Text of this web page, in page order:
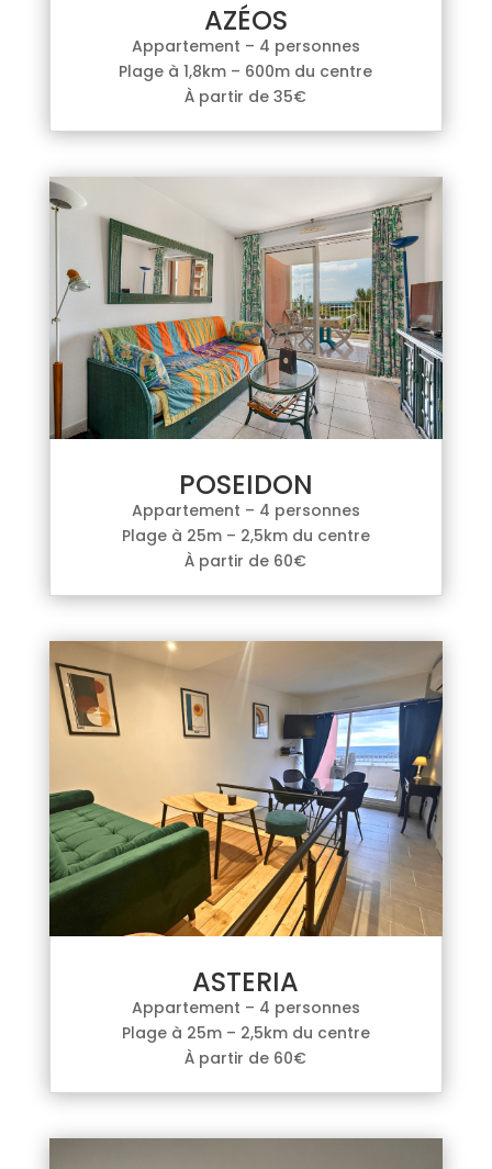
AZÉOS
Appartement – 4 personnes
Plage à 1,8km – 600m du centre
À partir de 35€
POSEIDON
Appartement – 4 personnes
Plage à 25m – 2,5km du centre
À partir de 60€
ASTERIA
Appartement – 4 personnes
Plage à 25m – 2,5km du centre
À partir de 60€